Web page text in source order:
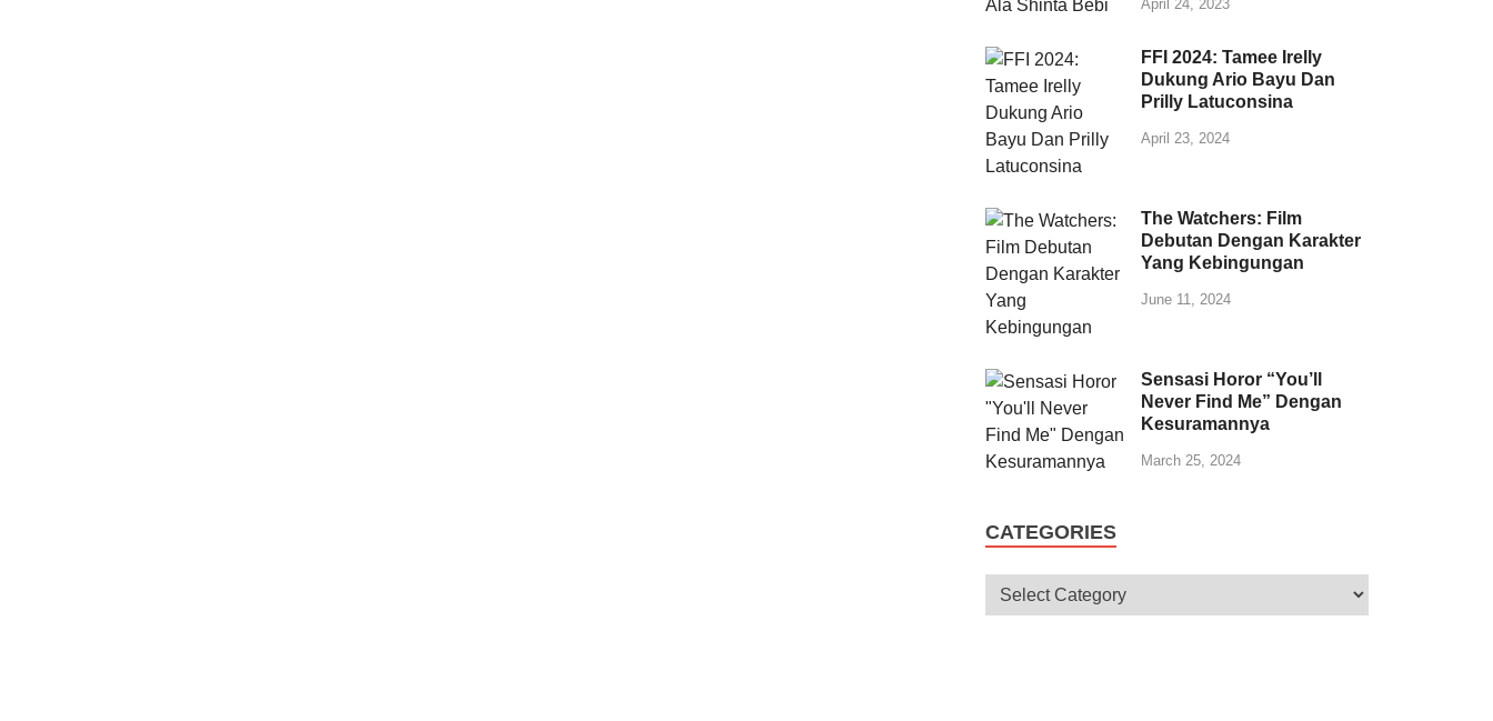
April 24, 2023
FFI 2024: Tamee Irelly
Dukung Ario Bayu Dan
Prilly Latuconsina
April 23, 2024
The Watchers: Film
Debutan Dengan Karakter
Yang Kebingungan
June 11, 2024
Sensasi Horor “You’ll
Never Find Me” Dengan
Kesuramannya
March 25, 2024
CATEGORIES